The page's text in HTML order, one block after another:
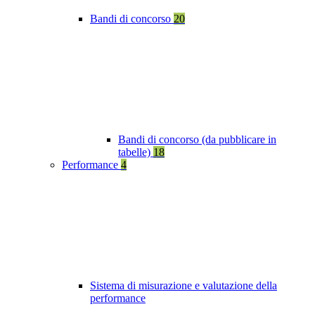
Bandi di concorso 20
Bandi di concorso (da pubblicare in
tabelle) 18
Performance 4
Sistema di misurazione e valutazione della
performance